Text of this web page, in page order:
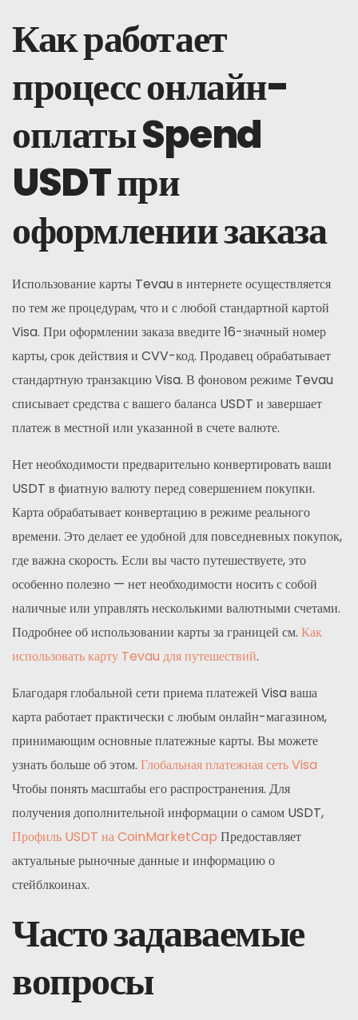
Как работает
процесс онлайн-
оплаты Spend
USDT при
оформлении заказа
Использование карты Tevau в интернете осуществляется
по тем же процедурам, что и с любой стандартной картой
Visa. При оформлении заказа введите 16-значный номер
карты, срок действия и CVV-код. Продавец обрабатывает
стандартную транзакцию Visa. В фоновом режиме Tevau
списывает средства с вашего баланса USDT и завершает
платеж в местной или указанной в счете валюте.
Нет необходимости предварительно конвертировать ваши
USDT в фиатную валюту перед совершением покупки.
Карта обрабатывает конвертацию в режиме реального
времени. Это делает ее удобной для повседневных покупок,
где важна скорость. Если вы часто путешествуете, это
особенно полезно — нет необходимости носить с собой
наличные или управлять несколькими валютными счетами.
Подробнее об использовании карты за границей см. Как
использовать карту Tevau для путешествий.
Благодаря глобальной сети приема платежей Visa ваша
карта работает практически с любым онлайн-магазином,
принимающим основные платежные карты. Вы можете
узнать больше об этом. Глобальная платежная сеть Visa
Чтобы понять масштабы его распространения. Для
получения дополнительной информации о самом USDT,
Профиль USDT на CoinMarketCap Предоставляет
актуальные рыночные данные и информацию о
стейблкоинах.
Часто задаваемые
вопросы